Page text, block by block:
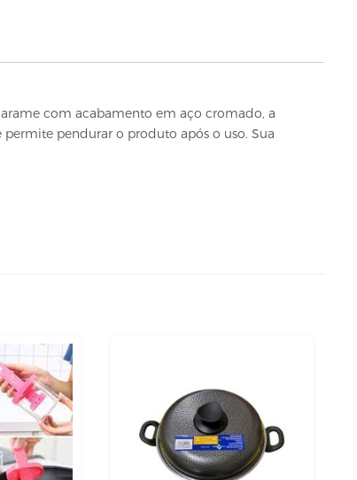
com acabamento em aço cromado, a
pendurar o produto após o uso. Sua